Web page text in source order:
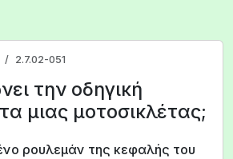
2.7.02-051
την οδηγική
μιας μοτοσικλέτας;
ρουλεμάν της κεφαλής του